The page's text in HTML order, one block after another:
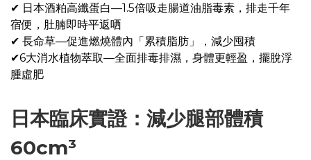
✔ 日本酒粕高纖蛋白—1.5倍吸走腸道油脂毒素，排走千年
宿便，肚腩即時平返哂
✔ 長命草—促進燃燒體內「累積脂肪」，減少囤積
✔6大消水植物萃取—全面排毒排濕，身體更輕盈，擺脫浮
腫虛肥
日本臨床實證：減少腿部體積
60cm³